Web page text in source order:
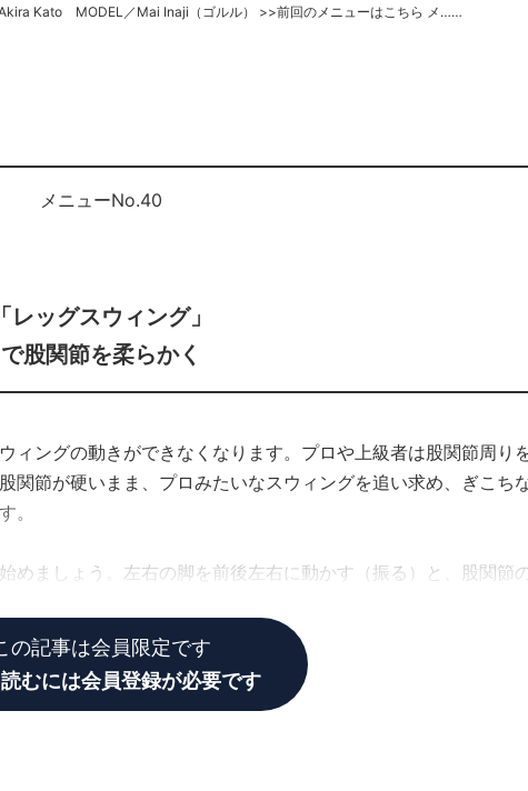
PHOTO／Akira Kato MODEL／Mai Inaji（ゴルル） >>前回のメニューはこちら メ……
メニューNo.40
「レッグスウィング」
で股関節を柔らかく
ィングの動きができなくなります。プロや上級者は股関節周り
関節が硬いまま、プロみたいなスウィングを追い求め、ぎこち
。
めましょう。左右の脚を前後左右に動かす（振る）と、股関節
の記事は会員限定です
むには会員登録が必要です